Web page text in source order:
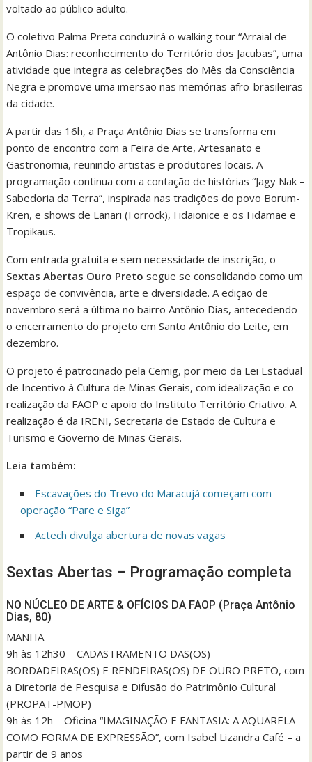
voltado ao público adulto.
O coletivo Palma Preta conduzirá o walking tour “Arraial de
Antônio Dias: reconhecimento do Território dos Jacubas”, uma
atividade que integra as celebrações do Mês da Consciência
Negra e promove uma imersão nas memórias afro-brasileiras
da cidade.
A partir das 16h, a Praça Antônio Dias se transforma em
ponto de encontro com a Feira de Arte, Artesanato e
Gastronomia, reunindo artistas e produtores locais. A
programação continua com a contação de histórias “Jagy Nak –
Sabedoria da Terra”, inspirada nas tradições do povo Borum-
Kren, e shows de Lanari (Forrock), Fidaionice e os Fidamãe e
Tropikaus.
Com entrada gratuita e sem necessidade de inscrição, o
Sextas Abertas Ouro Preto segue se consolidando como um
espaço de convivência, arte e diversidade. A edição de
novembro será a última no bairro Antônio Dias, antecedendo
o encerramento do projeto em Santo Antônio do Leite, em
dezembro.
O projeto é patrocinado pela Cemig, por meio da Lei Estadual
de Incentivo à Cultura de Minas Gerais, com idealização e co-
realização da FAOP e apoio do Instituto Território Criativo. A
realização é da IRENI, Secretaria de Estado de Cultura e
Turismo e Governo de Minas Gerais.
Leia também:
Escavações do Trevo do Maracujá começam com
operação “Pare e Siga”
Actech divulga abertura de novas vagas
Sextas Abertas – Programação completa
NO NÚCLEO DE ARTE & OFÍCIOS DA FAOP (Praça Antônio
Dias, 80)
MANHÃ
9h às 12h30 – CADASTRAMENTO DAS(OS)
BORDADEIRAS(OS) E RENDEIRAS(OS) DE OURO PRETO, com
a Diretoria de Pesquisa e Difusão do Patrimônio Cultural
(PROPAT-PMOP)
9h às 12h – Oficina “IMAGINAÇÃO E FANTASIA: A AQUARELA
COMO FORMA DE EXPRESSÃO”, com Isabel Lizandra Café – a
partir de 9 anos